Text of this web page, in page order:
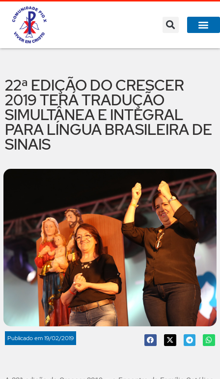
22ª EDIÇÃO DO CRESCER
2019 TERÁ TRADUÇÃO
SIMULTÂNEA E INTEGRAL
PARA LÍNGUA BRASILEIRA DE
SINAIS
Publicado em19/02/2019